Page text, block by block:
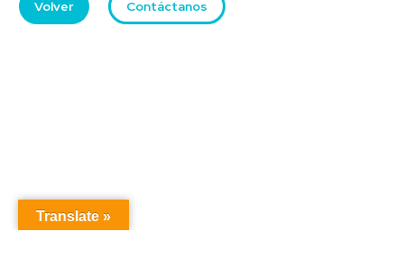
Volver Contáctanos
Translate »